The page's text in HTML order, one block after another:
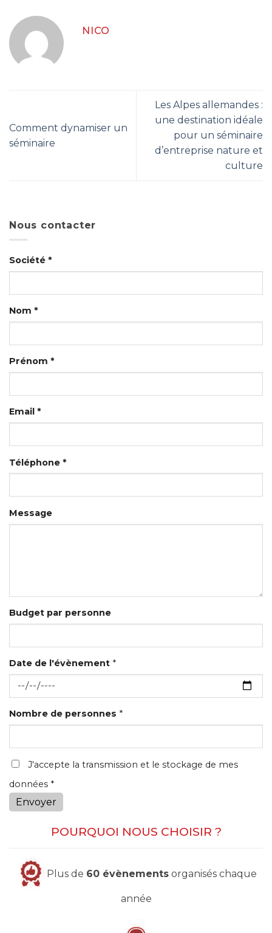
NICO
Comment dynamiser un
séminaire
Les Alpes allemandes :
une destination idéale
pour un séminaire
d’entreprise nature et
culture
Nous contacter
Société *
Nom *
Prénom *
Email *
Téléphone *
Message
Budget par personne
Date de l'évènement *
Nombre de personnes *
J'accepte la transmission et le stockage de mes
données *
Envoyer
POURQUOI NOUS CHOISIR ?
Plus de 60 évènementsorganisés chaque
année